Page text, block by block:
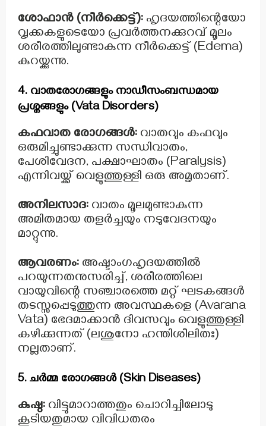
ശോഫാൻ (നീർക്കെട്ട്): ഹൃദയത്തിന്റെയോ
വൃക്കകളുടെയോ പ്രവർത്തനക്കുറവ് മൂലം
ശരീരത്തിലുണ്ടാകുന്ന നീർക്കെട്ട് (Edema)
കുറയ്ക്കുന്നു.
4. വാതരോഗങ്ങളും നാഡീസംബന്ധമായ
പ്രശ്നങ്ങളും (Vata Disorders)
കഫവാത രോഗങ്ങൾ: വാതവും കഫവും
ഒരുമിച്ചുണ്ടാക്കുന്ന സന്ധിവാതം,
പേശിവേദന, പക്ഷാഘാതം (Paralysis)
എന്നിവയ്ക്ക് വെളുത്തുള്ളി ഒരു അമൃതാണ്.
അനിലസാദ: വാതം മൂലമുണ്ടാകുന്ന
അമിതമായ തളർച്ചയും നടുവേദനയും
മാറ്റുന്നു.
ആവരണം: അഷ്ടാംഗഹൃദയത്തിൽ
പറയുന്നതനുസരിച്ച്, ശരീരത്തിലെ
വായുവിന്റെ സഞ്ചാരത്തെ മറ്റ് ഘടകങ്ങൾ
തടസ്സപ്പെടുത്തുന്ന അവസ്ഥകളെ (Avarana
Vata) ഭേദമാക്കാൻ ദിവസവും വെളുത്തുള്ളി
കഴിക്കുന്നത് (ലശുനോ ഹന്തിശീലിതഃ)
നല്ലതാണ്.
5. ചർമ്മ രോഗങ്ങൾ (Skin Diseases)
കുഷ്ഠ: വിട്ടുമാറാത്തതും ചൊറിച്ചിലോടു
കൂടിയതുമായ വിവിധതരം